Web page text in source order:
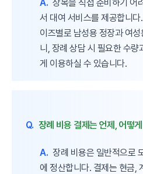
A. 상복을 직접 준비하기 어
서 대여 서비스를 제공합니
이즈별로 남성용 정장과 여
니, 장례 상담 시 필요한 수
게 이용하실 수 있습니다.
Q. 장례 비용 결제는 언제, 어떻
A. 장례 비용은 일반적으로
에 정산합니다. 결제는 현금,